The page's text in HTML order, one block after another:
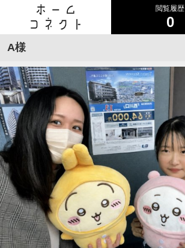
閲覧履歴
0
A様